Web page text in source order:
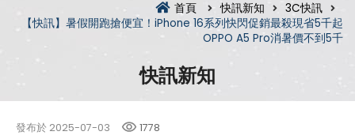
首頁 快訊新知
3C快訊
【快訊】暑假開跑搶便宜！iPhone 16系列快閃促銷最殺現省5千起
OPPO A5 Pro消暑價不到5千
快訊新知
發布於 2025-07-03 1778